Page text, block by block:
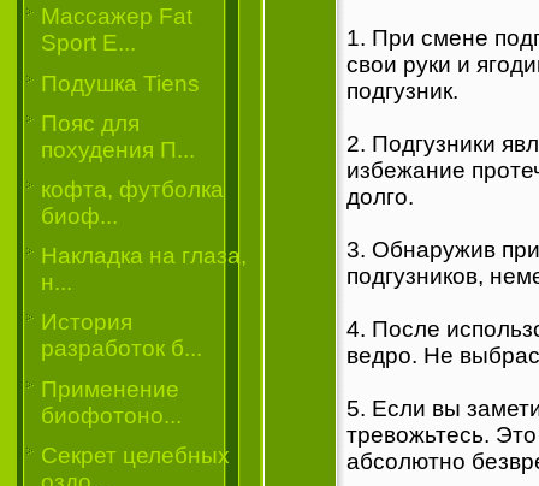
Массажер Fat
Sport E...
Подушка Tiens
Пояс для
похудения П...
кофта, футболка
биоф...
Накладка на глаза,
н...
История
разработок б...
Применение
биофотоно...
Секрет целебных
1. При смене
свои руки и
подгузник.
2. Подгузники
избежание
долго.
3. Обнаружив
подгузников,
4. После
ведро. Не
5. Если вы
тревожьтесь.
абсолютно